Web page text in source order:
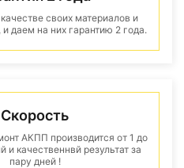
своих материалов и
даем на них гарантию 2 года.
Скорость
АКПП производится от 1 до
и качественнвй результат за
пару дней !